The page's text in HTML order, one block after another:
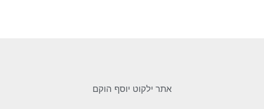
אתר ילקוט יוסף הוקם